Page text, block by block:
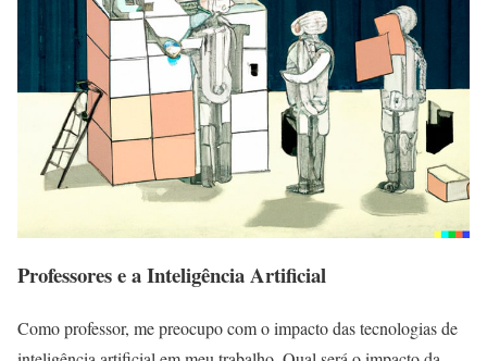
Professores e a Inteligência Artificial
Como professor, me preocupo com o impacto das tecnologias de